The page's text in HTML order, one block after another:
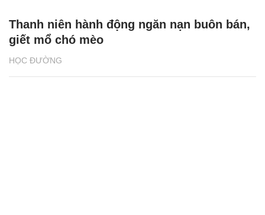
HỌC ĐƯỜNG
Thanh niên hành động ngăn nạn buôn bán,
giết mổ chó mèo